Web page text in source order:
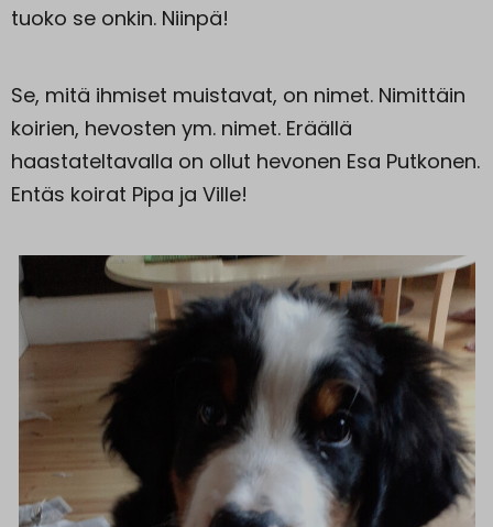
tuoko se onkin. Niinpä!
Se, mitä ihmiset muistavat, on nimet. Nimittäin
koirien, hevosten ym. nimet. Eräällä
haastateltavalla on ollut hevonen Esa Putkonen.
Entäs koirat Pipa ja Ville!